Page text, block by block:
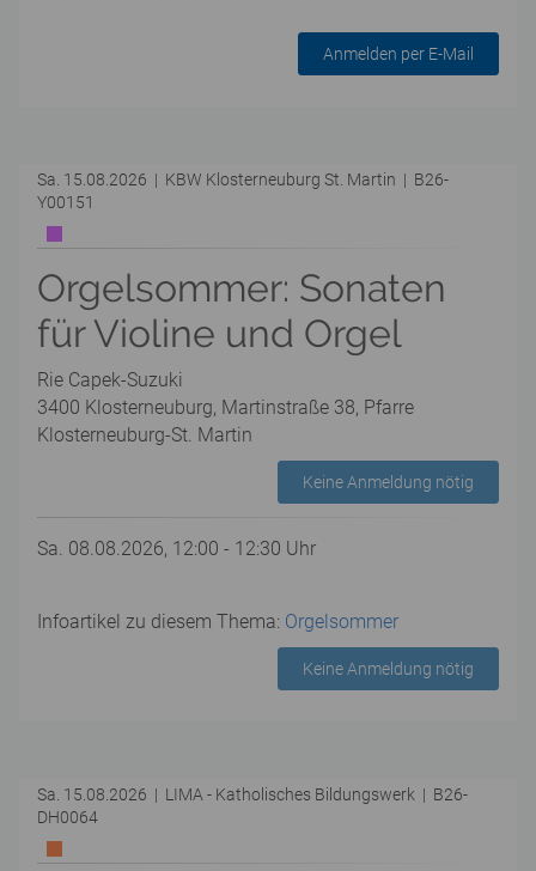
Anmelden per E-Mail
Sa. 15.08.2026 | KBW Klosterneuburg St. Martin | B26-
Y00151
Orgelsommer: Sonaten
für Violine und Orgel
Rie Capek-Suzuki
3400 Klosterneuburg, Martinstraße 38, Pfarre
Klosterneuburg-St. Martin
Keine Anmeldung nötig
Sa. 08.08.2026, 12:00 - 12:30 Uhr
Infoartikel zu diesem Thema: Orgelsommer
Keine Anmeldung nötig
Sa. 15.08.2026 | LIMA - Katholisches Bildungswerk | B26-
DH0064